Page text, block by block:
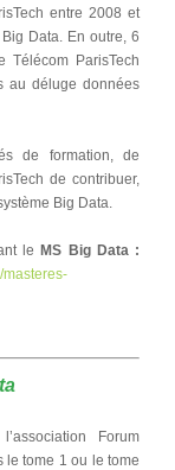
entre 2008 et
Data. En outre, 6
Télécom ParisTech
au déluge données
de formation, de
de contribuer,
Big Data.
leMS Big Data :
masteres-
Forum
le tome 1 ou le tome